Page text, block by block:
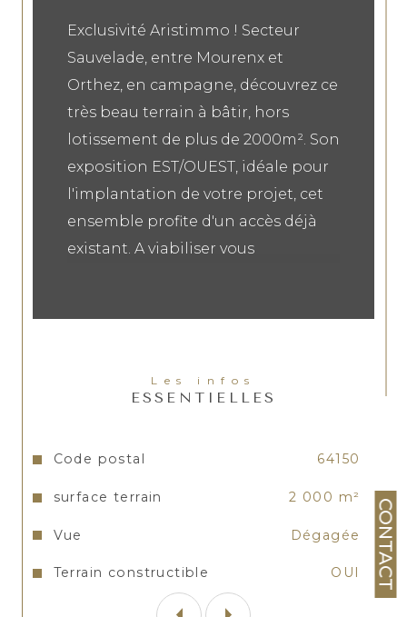
CONTACT
Les infos
ESSENTIELLES
Caractéristiques Valeurs
Code postal 64150
surface terrain 2 000 m²
Vue Dégagée
Terrain constructible OUI
Exclusivité Aristimmo ! Secteur
Sauvelade, entre Mourenx et
Orthez, en campagne, découvrez ce
très beau terrain à bâtir, hors
lotissement de plus de 2000m². Son
exposition EST/OUEST, idéale pour
l'implantation de votre projet, cet
ensemble profite d'un accès déjà
existant. A viabiliser vous